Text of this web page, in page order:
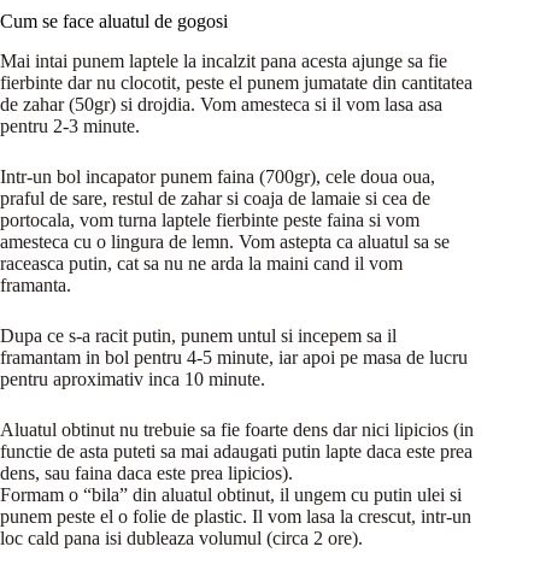
Cum se face aluatul de gogosi
Mai intai punem laptele la incalzit pana acesta ajunge sa fie
fierbinte dar nu clocotit, peste el punem jumatate din cantitatea
de zahar (50gr) si drojdia. Vom amesteca si il vom lasa asa
pentru 2-3 minute.
Intr-un bol incapator punem faina (700gr), cele doua oua,
praful de sare, restul de zahar si coaja de lamaie si cea de
portocala, vom turna laptele fierbinte peste faina si vom
amesteca cu o lingura de lemn. Vom astepta ca aluatul sa se
raceasca putin, cat sa nu ne arda la maini cand il vom
framanta.
Dupa ce s-a racit putin, punem untul si incepem sa il
framantam in bol pentru 4-5 minute, iar apoi pe masa de lucru
pentru aproximativ inca 10 minute.
Aluatul obtinut nu trebuie sa fie foarte dens dar nici lipicios (in
functie de asta puteti sa mai adaugati putin lapte daca este prea
dens, sau faina daca este prea lipicios).
Formam o “bila” din aluatul obtinut, il ungem cu putin ulei si
punem peste el o folie de plastic. Il vom lasa la crescut, intr-un
loc cald pana isi dubleaza volumul (circa 2 ore).